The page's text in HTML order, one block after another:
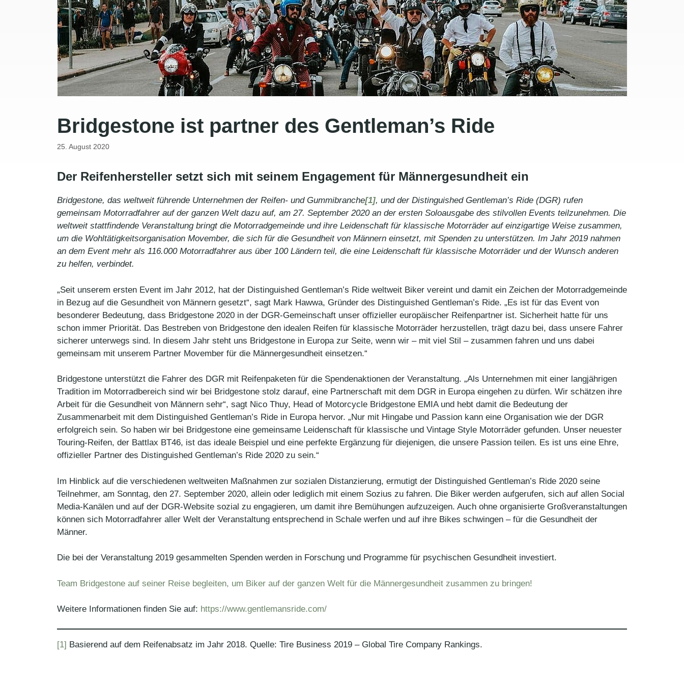
Bridgestone ist partner des Gentleman’s Ride
25. August 2020
Der Reifenhersteller setzt sich mit seinem Engagement für Männergesundheit ein
Bridgestone, das weltweit führende Unternehmen der Reifen- und Gummibranche[1], und der Distinguished Gentleman’s Ride (DGR) rufen
gemeinsam Motorradfahrer auf der ganzen Welt dazu auf, am 27. September 2020 an der ersten Soloausgabe des stilvollen Events teilzunehmen. Die
weltweit stattfindende Veranstaltung bringt die Motorradgemeinde und ihre Leidenschaft für klassische Motorräder auf einzigartige Weise zusammen,
um die Wohltätigkeitsorganisation Movember, die sich für die Gesundheit von Männern einsetzt, mit Spenden zu unterstützen. Im Jahr 2019 nahmen
an dem Event mehr als 116.000 Motorradfahrer aus über 100 Ländern teil, die eine Leidenschaft für klassische Motorräder und der Wunsch anderen
zu helfen, verbindet.
„Seit unserem ersten Event im Jahr 2012, hat der Distinguished Gentleman’s Ride weltweit Biker vereint und damit ein Zeichen der Motorradgemeinde
in Bezug auf die Gesundheit von Männern gesetzt“, sagt Mark Hawwa, Gründer des Distinguished Gentleman’s Ride. „Es ist für das Event von
besonderer Bedeutung, dass Bridgestone 2020 in der DGR-Gemeinschaft unser offizieller europäischer Reifenpartner ist. Sicherheit hatte für uns
schon immer Priorität. Das Bestreben von Bridgestone den idealen Reifen für klassische Motorräder herzustellen, trägt dazu bei, dass unsere Fahrer
sicherer unterwegs sind. In diesem Jahr steht uns Bridgestone in Europa zur Seite, wenn wir – mit viel Stil – zusammen fahren und uns dabei
gemeinsam mit unserem Partner Movember für die Männergesundheit einsetzen.“
Bridgestone unterstützt die Fahrer des DGR mit Reifenpaketen für die Spendenaktionen der Veranstaltung. „Als Unternehmen mit einer langjährigen
Tradition im Motorradbereich sind wir bei Bridgestone stolz darauf, eine Partnerschaft mit dem DGR in Europa eingehen zu dürfen. Wir schätzen ihre
Arbeit für die Gesundheit von Männern sehr“, sagt Nico Thuy, Head of Motorcycle Bridgestone EMIA und hebt damit die Bedeutung der
Zusammenarbeit mit dem Distinguished Gentleman’s Ride in Europa hervor. „Nur mit Hingabe und Passion kann eine Organisation wie der DGR
erfolgreich sein. So haben wir bei Bridgestone eine gemeinsame Leidenschaft für klassische und Vintage Style Motorräder gefunden. Unser neuester
Touring-Reifen, der Battlax BT46, ist das ideale Beispiel und eine perfekte Ergänzung für diejenigen, die unsere Passion teilen. Es ist uns eine Ehre,
offizieller Partner des Distinguished Gentleman’s Ride 2020 zu sein.“
Im Hinblick auf die verschiedenen weltweiten Maßnahmen zur sozialen Distanzierung, ermutigt der Distinguished Gentleman’s Ride 2020 seine
Teilnehmer, am Sonntag, den 27. September 2020, allein oder lediglich mit einem Sozius zu fahren. Die Biker werden aufgerufen, sich auf allen Social
Media-Kanälen und auf der DGR-Website sozial zu engagieren, um damit ihre Bemühungen aufzuzeigen. Auch ohne organisierte Großveranstaltungen
können sich Motorradfahrer aller Welt der Veranstaltung entsprechend in Schale werfen und auf ihre Bikes schwingen – für die Gesundheit der
Männer.
Die bei der Veranstaltung 2019 gesammelten Spenden werden in Forschung und Programme für psychischen Gesundheit investiert.
Team Bridgestone auf seiner Reise begleiten, um Biker auf der ganzen Welt für die Männergesundheit zusammen zu bringen!
Weitere Informationen finden Sie auf: https://www.gentlemansride.com/
[1] Basierend auf dem Reifenabsatz im Jahr 2018. Quelle: Tire Business 2019 – Global Tire Company Rankings.